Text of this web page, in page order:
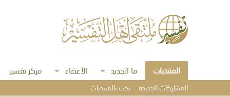
المنتديات ما الجديد الأعضاء مركز تفسير
المشاركات الجديدة بحث بالمنتديات